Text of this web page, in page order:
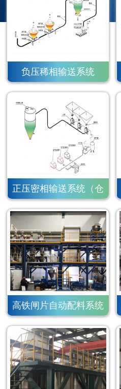
负压稀相输送系统
正压密相输送系统（仓
泵）
高铁闸片自动配料系统